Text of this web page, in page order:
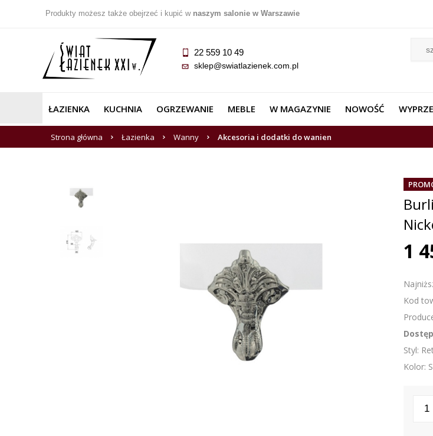
Produkty możesz także obejrzeć i kupić w naszym salonie w Warszawie
22 559 10 49
sklep@swiatlazienek.com.pl
ŁAZIENKA KUCHNIA OGRZEWANIE MEBLE W MAGAZYNIE NOWOŚĆ
Strona główna Łazienka Wanny Akcesoria i dodatki do wanien
1
Kod
Styl:
Kolor: